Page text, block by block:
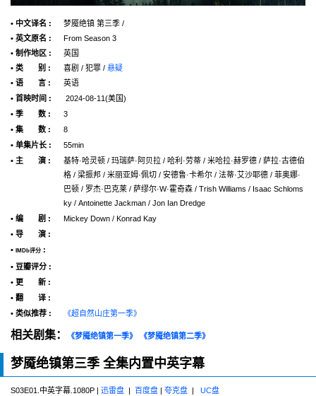
• 中文译名 :
梦魇绝镇 第三季 /
• 英文原名 :
From Season 3
• 制作地区 :
英国
• 类 别 :
喜剧 / 犯罪 / 悬疑
• 语 言 :
英语
• 首映时间 :
2024-08-11(美国)
• 季 数 :
3
• 集 数 :
8
• 单集片长 :
55min
• 主 演 :
基特·哈灵顿 / 玛瑞萨·阿贝拉 / 哈利·劳蒂 / 米哈拉·赫罗德 / 萨拉·古德伯
格 / 梁振邦 / 米丽亚姆·佩切 / 安德鲁·卡希尔 / 法蒂·艾沙耶德 / 菲奥娜·
巴顿 / 罗杰·巴克莱 / 萨缪尔·W·霍奇森 / Trish Williams / Isaac Schloms
ky / Antoinette Jackman / Jon Ian Dredge
• 编 剧 :
Mickey Down / Konrad Kay
• 导 演 :
•
IMDb评分 :
• 豆瓣评分 :
• 更 新 :
• 翻 译 :
• 类似推荐 :
《超自然山庄第一季》
相关剧集： 《梦魇绝镇第一季》 《梦魇绝镇第二季》
梦魇绝镇第三季 全集内置中英字幕
S03E01.中英字幕.1080P | 迅雷盘 | 百度盘 | 夸克盘 | UC盘